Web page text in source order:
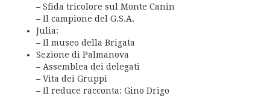
– Sfida tricolore sul Monte Canin
– Il campione del G.S.A.
Julia:
– Il museo della Brigata
Sezione di Palmanova
– Assemblea dei delegati
– Vita dei Gruppi
– Il reduce racconta: Gino Drigo